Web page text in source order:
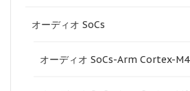
オーディオ SoCs
オーディオ SoCs-Arm Cortex-M4